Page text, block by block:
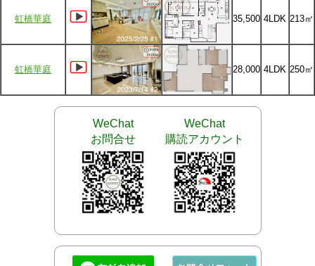
虹橋華庭 35,500 4LDK 213㎡
虹橋華庭 28,000 4LDK 250㎡
WeChat
お問合せ
WeChat
購読アカウント